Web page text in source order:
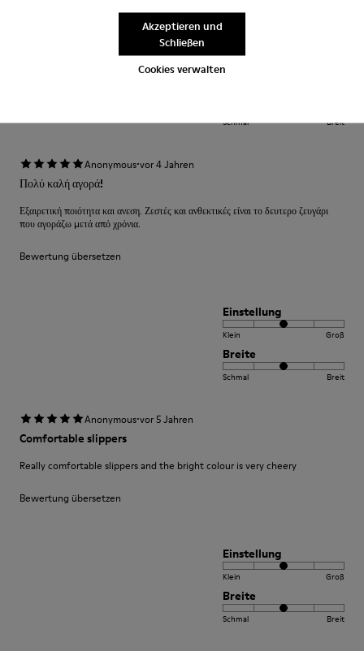
Cookies verwalten
Akzeptieren und
Schließen
Einstellung
Schmal Breit
Anonymous·vor 4 Jahren
Πολύ καλή αγορά!
Εξαιρετική ποιότητα και ανεση. Ζεστές και ανθεκτικές είναι το δευτερο ζευγάρι
που αγοράζω μετά από χρόνια.
Bewertung übersetzen
Einstellung
Klein Groß
Breite
Schmal Breit
Anonymous·vor 5 Jahren
Comfortable slippers
Really comfortable slippers and the bright colour is very cheery
Bewertung übersetzen
Einstellung
Klein Groß
Breite
Schmal Breit